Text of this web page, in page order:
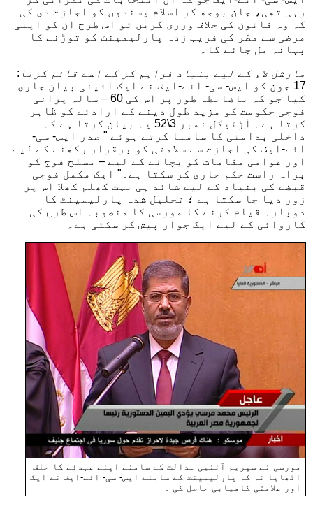
رہی تھی، جان بوجھ کر اسلام پسندوں کو اجازت دی کی
کہ وہ قانون کی خلاف ورزی کریں تو اس طرح ان کو اپنی
مرضی سے مصّر کی فریب زدہ پارلیمینٹ کو توڑنے کا
بہانہ مل جائے گا۔
مارشل لاء کے لیے بنیاد فراہم کر کے اسے قائم کرنا :
17 جون کو ایس- سی- ائے-ایف نے ایک آئینی بیان جاری
کیا جو کہ باضابطہ طور پر اس کی 60 – سالہ پرانی
فوجی حکومت کو مزید طول دینے کے ارادئے کو ظاہر
کرتا ہے۔ آڑٹیکل نمبر 3\52 یہ بیان کرتا ہے کہ
داخلی بدامنی کا سامنا کرتے ہوئے " صدر ایس- سی-
ائے-ایف کی اجازت سے سلامتی کو برقرار رکھنے کے لیے
اور عوامی مقامات کو بچانے کے لیے – مسلح فوج کو
براہ راست حکم جاری کر سکتا ہے۔" ایک مکمل فوجی
قبضے کی بنیاد کے لیے شائد ہی بہت کھلم کھلا اس پر
زور دیا جا سکتا ہے ؛ تحلیل شدہ پارلیمینٹ کا
دوبارہ قیام کرنے کا مورسی کا منصوبہ اس طرح کی
کاروائی کے لیے ایک جواز پیش کر سکتی ہے۔
مورسی نے سپریم آئنیی عدالت کے سامنے اپنے عہدئے کا حلف
اٹھایا نہ کہ پارلیمینٹ کے سامنے ایس- سی- ائے-ایف نے ایک
اور علامتی کامیابی حاصل کی ۔